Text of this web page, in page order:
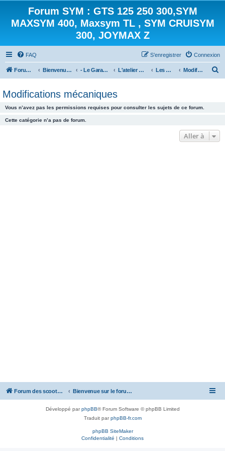
Forum SYM : GTS 125 250 300,SYM
MAXSYM 400, Maxsym TL , SYM CRUISYM
300, JOYMAX Z
FAQ Connexion
S’enregistrer
Forum des scooters SYM - GTS -MAXSYM - CRUISYM - JOYMAX - Maxsym TL Bienvenue sur le forum des scooters de la gamme SYM - Le Garage - L'atelier mécanique Les modifications Modifications mécaniques
r
c
Modifications mécaniques
Vous n’avez pas les permissions requises pour consulter les sujets de ce forum.
Cette catégorie n’a pas de forum.
Aller à
Forum des scooters SYM - GTS -MAXSYM - CRUISYM - JOYMAX - Maxsym TL Bienvenue sur le forum des scooters de la gamme SYM
Développé parphpBB® Forum Software © phpBB Limited
Traduit parphpBB-fr.com
phpBB SiteMaker
Confidentialité | Conditions